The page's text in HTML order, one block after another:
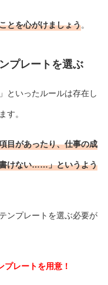
とを心がけましょう。
プレートを選ぶ
といったルールは存在し
す。
目があったり、仕事の成
けない……」というよう
ンプレートを選ぶ必要が
レートを用意！